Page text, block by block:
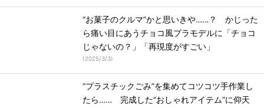
“お菓子のクルマ”かと思いきや……？ かじった
ら痛い目にあうチョコ風プラモデルに「チョコ
じゃないの？」「再現度がすごい」
(2025/3/3)
“プラスチックごみ”を集めてコツコツ手作業し
たら…… 完成した“おしゃれアイテム”に仰天